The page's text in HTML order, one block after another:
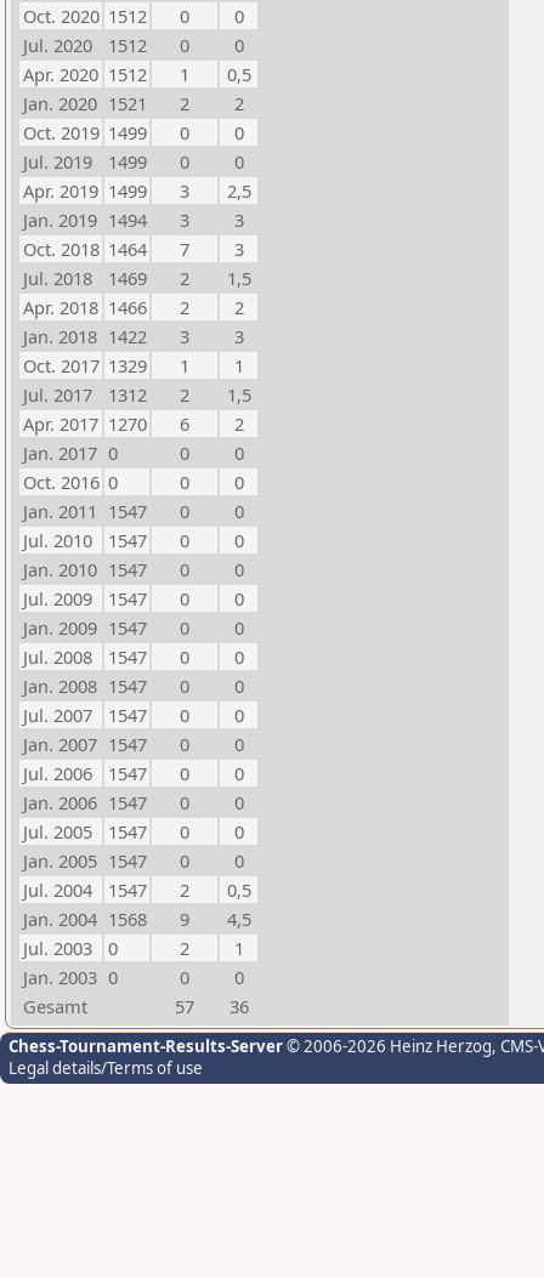
Oct. 2020 1512 0
0
Jul. 2020
1512 0
0
Apr. 2020 1512 1
0,5
Jan. 2020 1521 2
2
Oct. 2019 1499 0
0
Jul. 2019
1499 0
0
Apr. 2019 1499 3
2,5
Jan. 2019 1494 3
3
Oct. 2018 1464 7
3
Jul. 2018
1469 2
1,5
Apr. 2018 1466 2
2
Jan. 2018 1422 3
3
Oct. 2017 1329 1
1
Jul. 2017
1312 2
1,5
Apr. 2017 1270 6
2
Jan. 2017 0 0
0
Oct. 2016 0 0
0
Jan. 2011 1547 0
0
Jul. 2010
1547 0
0
Jan. 2010 1547 0
0
Jul. 2009
1547 0
0
Jan. 2009 1547 0
0
Jul. 2008
1547 0
0
Jan. 2008 1547 0
0
Jul. 2007
1547 0
0
Jan. 2007 1547 0
0
Jul. 2006
1547 0
0
Jan. 2006 1547 0
0
Jul. 2005
1547 0
0
Jan. 2005 1547 0
0
Jul. 2004
1547 2
0,5
Jan. 2004 1568 9
4,5
Jul. 2003
0 2
1
Jan. 2003 0 0
0
Gesamt
57 36
Chess-Tournament-Results-Server© 2006-2026 Heinz Herzog,
Legal details/Terms of use